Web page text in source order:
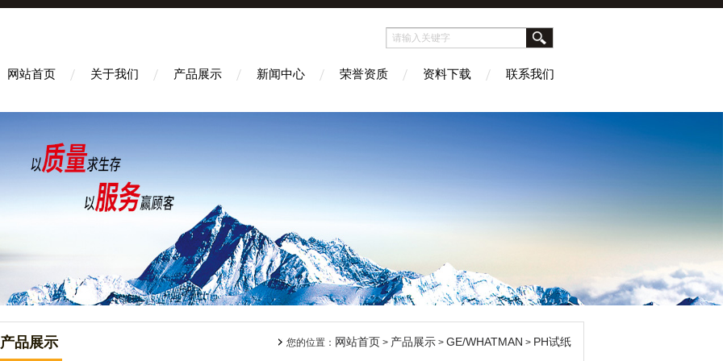
网站首页 关于我们 产品展示 新闻中心 荣誉资质 资料下载 联系我们
产品展示 您的位置： 网站首页 > 产品展示 > GE/WHATMAN > PH试纸